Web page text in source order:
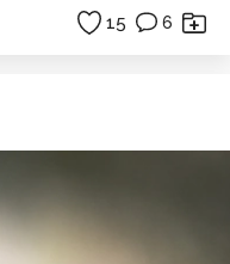
15 6